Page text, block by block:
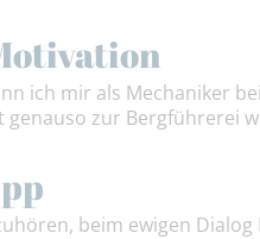
ich mir als Mechaniker
genauso zur Bergführerei
beim ewigen Dialog